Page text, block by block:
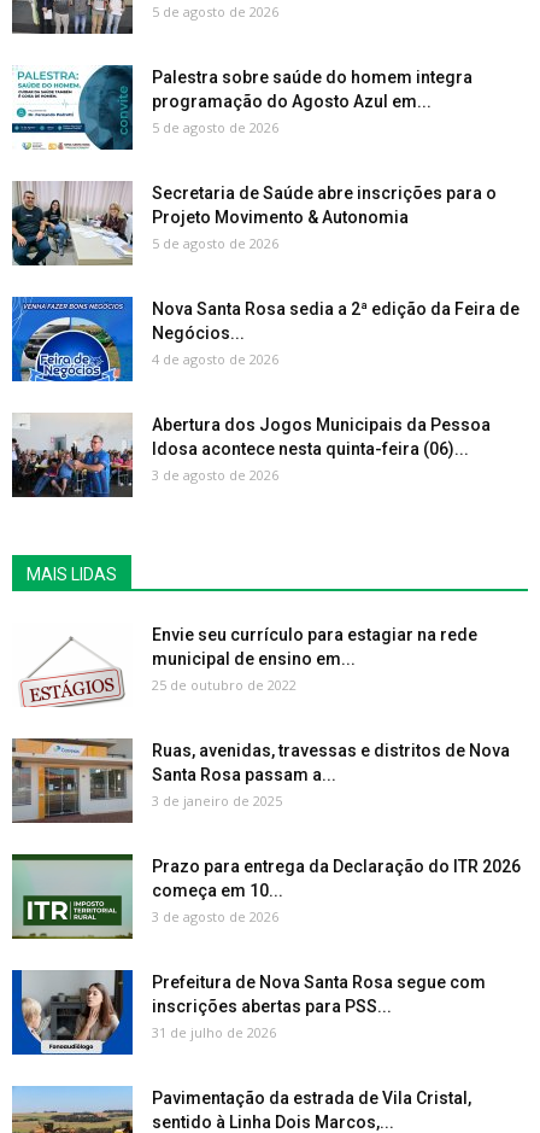
5 de agosto de 2026
Palestra sobre saúde do homem integra
programação do Agosto Azul em...
5 de agosto de 2026
Secretaria de Saúde abre inscrições para o
Projeto Movimento & Autonomia
5 de agosto de 2026
Nova Santa Rosa sedia a 2ª edição da Feira de
Negócios...
4 de agosto de 2026
Abertura dos Jogos Municipais da Pessoa
Idosa acontece nesta quinta-feira (06)...
3 de agosto de 2026
MAIS LIDAS
Envie seu currículo para estagiar na rede
municipal de ensino em...
25 de outubro de 2022
Ruas, avenidas, travessas e distritos de Nova
Santa Rosa passam a...
3 de janeiro de 2025
Prazo para entrega da Declaração do ITR 2026
começa em 10...
3 de agosto de 2026
Prefeitura de Nova Santa Rosa segue com
inscrições abertas para PSS...
31 de julho de 2026
Pavimentação da estrada de Vila Cristal,
sentido à Linha Dois Marcos,...